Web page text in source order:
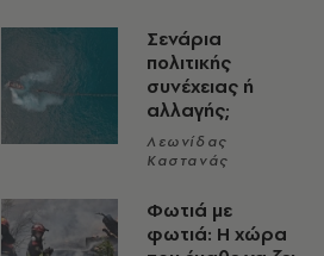
Σενάρια
πολιτικής
συνέχειας ή
αλλαγής;
Λεωνίδας
Καστανάς
Φωτιά με
φωτιά: Η χώρα